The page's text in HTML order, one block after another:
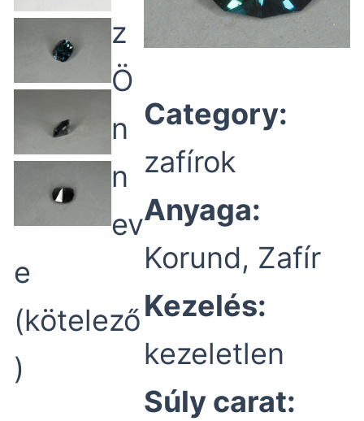
Category:
zafírok
Anyaga:
Korund, Zafír
Kezelés:
kezeletlen
Súly carat:
z
Ö
n
n
ev
e
(kötelező
)